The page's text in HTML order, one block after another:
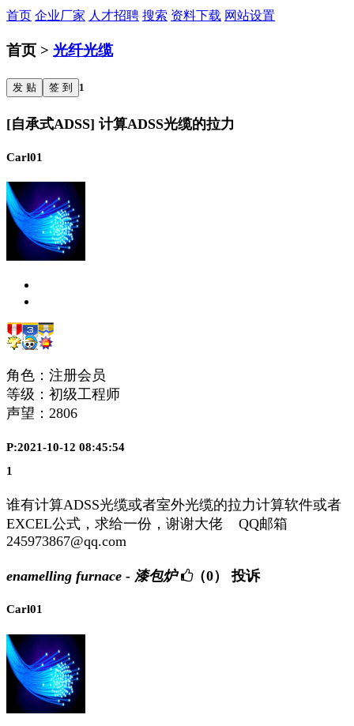
首页 企业厂家 人才招聘 搜索 资料下载 网站设置
首页 > 光纤光缆
发 贴 签 到 1
[自承式ADSS] 计算ADSS光缆的拉力
Carl01
角色：注册会员
等级：初级工程师
声望： 2806
P:2021-10-12 08:45:54
1
谁有计算ADSS光缆或者室外光缆的拉力计算软件或者
EXCEL公式，求给一份，谢谢大佬 QQ邮箱
245973867@qq.com
enamelling furnace - 漆包炉 （0） 投诉
Carl01